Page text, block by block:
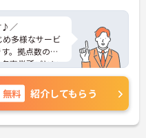
い！
です
♪／
多様なサービ
。拠点数の多
事業所ごとに
のが魅力で
く関われるた
可能。本部や
整っており、
ます。長期的
無料 紹介してもらう